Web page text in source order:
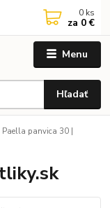
Menu
Hľadať
0 ks
za 0 €
Paella panvica 30 |